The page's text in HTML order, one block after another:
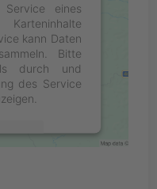
eines
kann Daten
Bitte
durch und
des Service